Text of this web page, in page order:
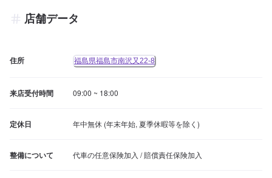
店舗データ
住所 福島県福島市南沢又22-8
来店受付時間 09:00 ~ 18:00
定休日 年中無休 (年末年始, 夏季休暇等を除く)
整備について 代車の任意保険加入 / 賠償責任保険加入